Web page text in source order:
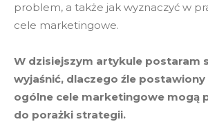
problem, a także jak wyznaczyć w
cele marketingowe.
W dzisiejszym artykule postaram
wyjaśnić, dlaczego źle
ogólne cele marketingowe mogą
do porażki strategii.